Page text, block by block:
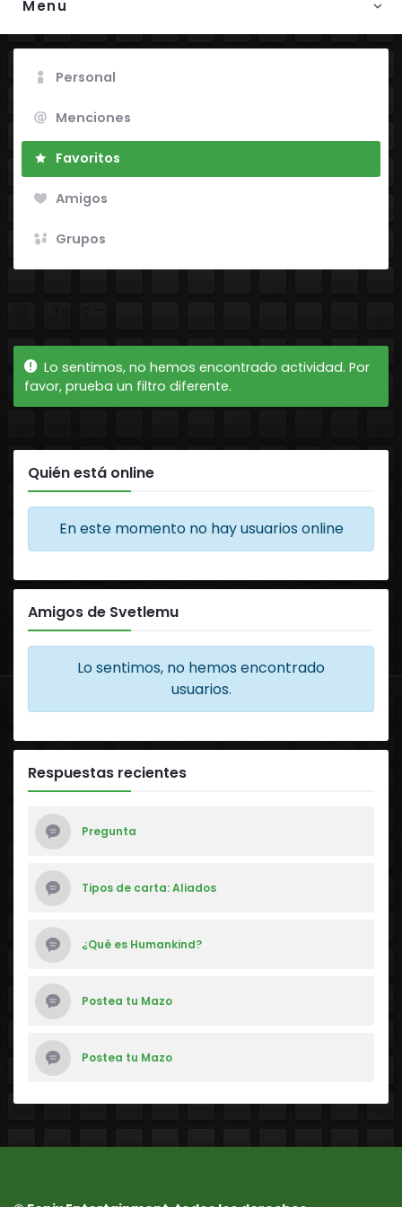
Menu
Personal
Menciones
Favoritos
Amigos
Grupos
Lo sentimos, no hemos encontrado actividad. Por
favor, prueba un filtro diferente.
Quién está online
En este momento no hay usuarios online
Amigos de Svetlemu
Lo sentimos, no hemos encontrado
usuarios.
Respuestas recientes
Pregunta
Tipos de carta: Aliados
¿Qué es Humankind?
Postea tu Mazo
Postea tu Mazo